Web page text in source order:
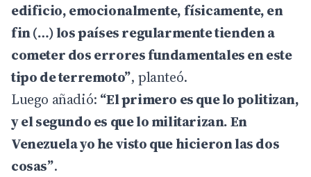
edificio, emocionalmente, físicamente, en
fin (…) los países regularmente tienden a
cometer dos errores fundamentales en este
tipo de terremoto”, planteó.
Luego añadió: “El primero es que lo politizan,
y el segundo es que lo militarizan. En
Venezuela yo he visto que hicieron las dos
cosas”.